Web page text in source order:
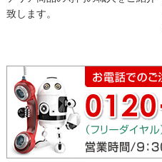
致します。